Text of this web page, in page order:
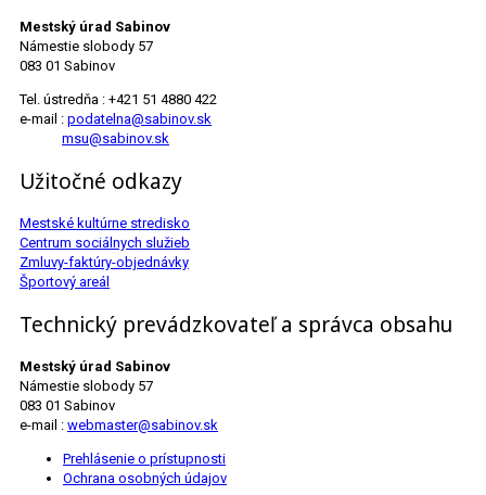
Mestský úrad Sabinov
Námestie slobody 57
083 01 Sabinov
Tel. ústredňa : +421 51 4880 422
e-mail : podatelna@sabinov.sk
msu@sabinov.sk
Užitočné odkazy
Mestské kultúrne stredisko
Centrum sociálnych služieb
Zmluvy-faktúry-objednávky
Športový areál
Technický prevádzkovateľ a správca obsahu
Mestský úrad Sabinov
Námestie slobody 57
083 01 Sabinov
e-mail : webmaster@sabinov.sk
Prehlásenie o prístupnosti
Ochrana osobných údajov